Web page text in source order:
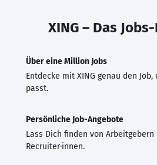
XING – Das
Über eine Million Jobs
Entdecke mit XING genau den
passt.
Persönliche Job-Angebote
Lass Dich finden von Arbeitgebern
Recruiter·innen.